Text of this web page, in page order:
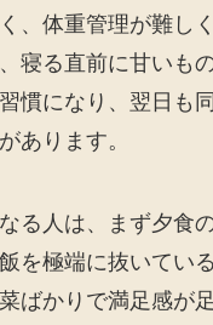
、体重管理が難し
寝る直前に甘いも
慣になり、翌日も
あります。
る人は、まず夕食
を極端に抜いてい
ばかりで満足感が